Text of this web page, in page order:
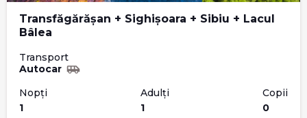
Transfăgărășan + Sighișoara + Sibiu + Lacul
Bâlea
Transport
Autocar
Nopți
1
Adulți
1
Copii
0